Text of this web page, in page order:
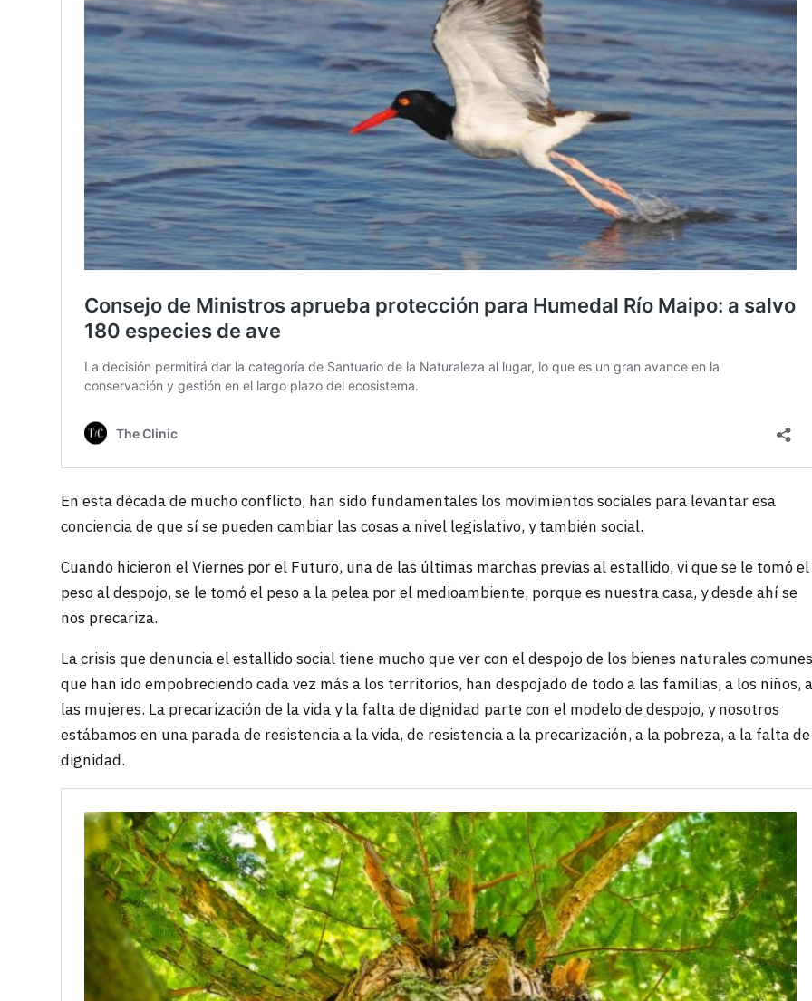
En esta década de mucho conflicto, han sido fundamentales los movimientos sociales para levantar esa
conciencia de que sí se pueden cambiar las cosas a nivel legislativo, y también social.
Cuando hicieron el Viernes por el Futuro, una de las últimas marchas previas al estallido, vi que se le tomó el
peso al despojo, se le tomó el peso a la pelea por el medioambiente, porque es nuestra casa, y desde ahí se
nos precariza.
La crisis que denuncia el estallido social tiene mucho que ver con el despojo de los bienes naturales
que han ido empobreciendo cada vez más a los territorios, han despojado de todo a las familias, a los niños,
las mujeres. La precarización de la vida y la falta de dignidad parte con el modelo de despojo, y nosotros
estábamos en una parada de resistencia a la vida, de resistencia a la precarización, a la pobreza, a la falta de
dignidad.